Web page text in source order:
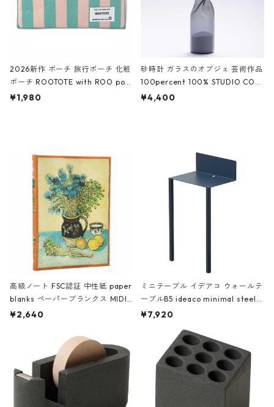
2026新作 ポーチ 旅行ポーチ 化粧
ポーチ ROOTOTE with ROO pou
ch 3532 ルートート WR.ポーチ.ラ
¥1,980
砂時計 ガラスのオブジェ 芸術作品
100percent 100% STUDIO COH
AKU Timeless 100パーセント ス
¥4,400
高級ノート FSC認証 中性紙 paper
blanks ペーパーブランクス MIDI
ハードカバー 罫線 ヴァン・ゴッホ
¥2,640
ミニテーブル イデアコ ウォールテ
ーブルB5 ideaco minimal steel f
urniture WALL Table B5 ネイビー
¥7,920